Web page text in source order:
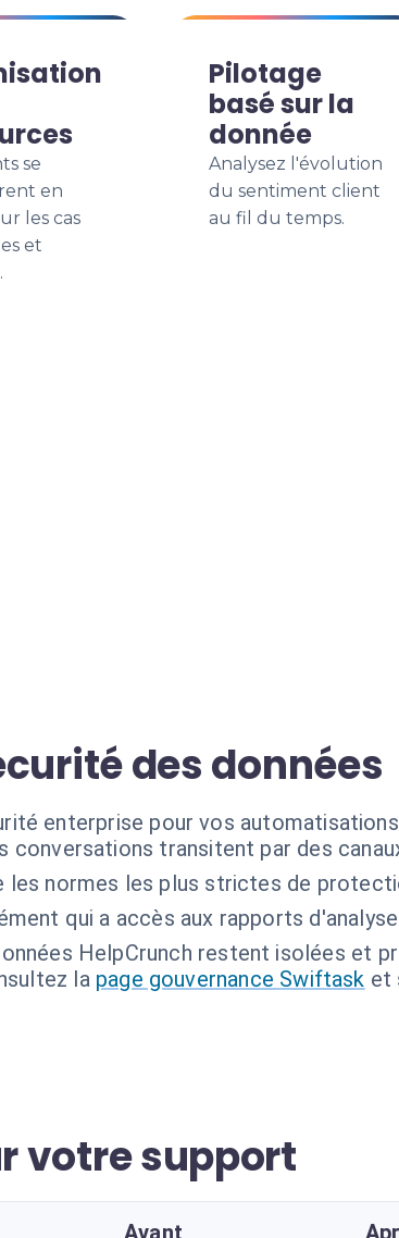
se
en
les cas
et
Pilotage
basé sur la
donnée
Analysez l'évolution
du sentiment client
au fil du temps.
des données
enterprise pour vos
conversations transitent par des
normes les plus strictes de
qui a accès aux rapports
HelpCrunch restent isolées et
la page gouvernance Swiftask et
votre support
Avant